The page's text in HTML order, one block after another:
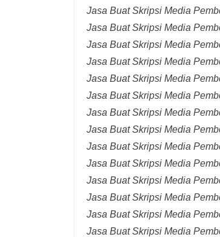
Jasa Buat Skripsi Media
Jasa Buat Skripsi Media
Jasa Buat Skripsi Media
Jasa Buat Skripsi Media
Jasa Buat Skripsi Media
Jasa Buat Skripsi Media
Jasa Buat Skripsi Media
Jasa Buat Skripsi Media
Jasa Buat Skripsi Media
Jasa Buat Skripsi Media
Jasa Buat Skripsi Media
Jasa Buat Skripsi Media
Jasa Buat Skripsi Media
Jasa Buat Skripsi Media